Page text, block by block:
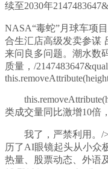
续至2030年
NASA“毒蛇”月球车项目
合生汇店高级发卖参谋
来问良多问题。潮水数
质量，/
类成交量同比激增10倍，
我了，严禁利用。/
历了AI眼镜起头从小众
热量、股票动态、外语